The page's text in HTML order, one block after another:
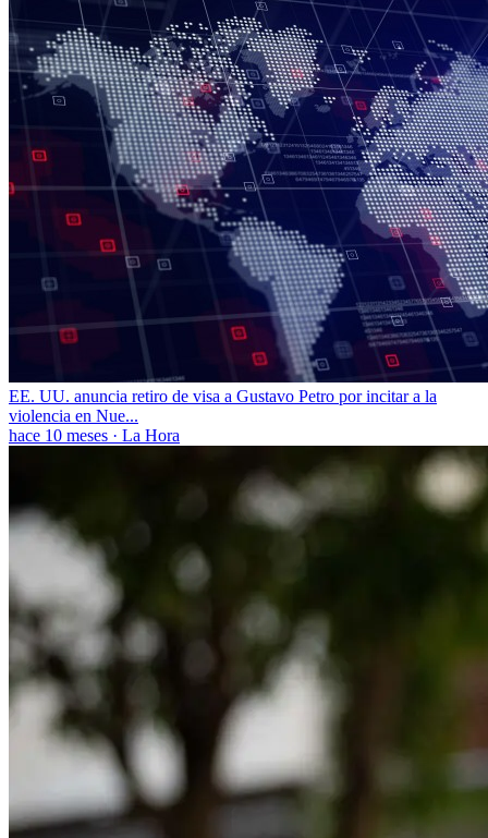
EE. UU. anuncia retiro de visa a Gustavo Petro por incitar a la
violencia en Nue...
hace 10 meses · La Hora